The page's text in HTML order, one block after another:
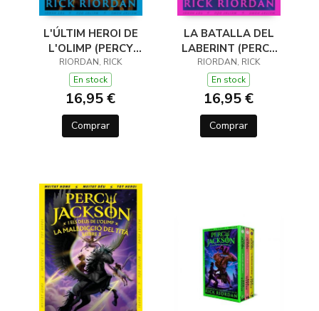
L'ÚLTIM HEROI DE
L'OLIMP (PERCY
JACKSON I ELS DÉUS
DE L'OLIMP 5)
RIORDAN, RICK
En stock
16,95 €
Comprar
LA BATALLA DEL
LABERINT (PERCY
JACKSON I ELS DÉUS
DE L'OLIMP 4)
RIORDAN, RICK
En stock
16,95 €
Comprar